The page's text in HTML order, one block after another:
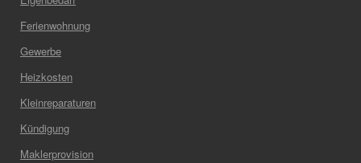
Ferienwohnung
Gewerbe
Heizkosten
Kleinreparaturen
Kündigung
Maklerprovision